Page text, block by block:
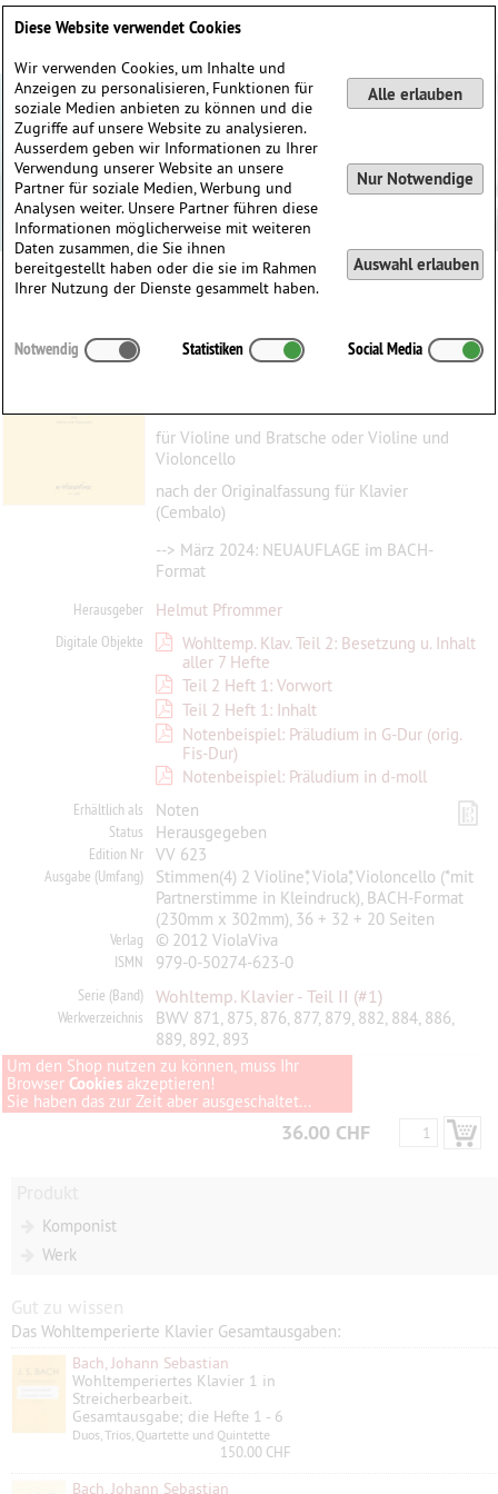
Wohltemperiertes Klavier Teil 2, Heft 1:
11 zweistimmige Präludien
für Violine und Bratsche oder Violine und
Violoncello
nach der Originalfassung für Klavier
(Cembalo)
--> März 2024: NEUAUFLAGE im BACH-
Format
Herausgeber Helmut Pfrommer
Digitale Objekte
Wohltemp. Klav. Teil 2: Besetzung u. Inhalt
aller 7 Hefte
Teil 2 Heft 1: Vorwort
Teil 2 Heft 1: Inhalt
Notenbeispiel: Präludium in G-Dur (orig.
Fis-Dur)
Notenbeispiel: Präludium in d-moll
Erhältlich als Noten
Status Herausgegeben
Edition Nr VV 623
Ausgabe (Umfang)
Stimmen(4) 2 Violine*, Viola*, Violoncello (*mit
Partnerstimme in Kleindruck), BACH-Format
(230mm x 302mm), 36 + 32 + 20 Seiten
Verlag © 2012 ViolaViva
ISMN 979-0-50274-623-0
Serie (Band) Wohltemp. Klavier - Teil II (#1)
Werkverzeichnis
BWV 871, 875, 876, 877, 879, 882, 884, 886,
889, 892, 893
Um den Shop nutzen zu können, muss Ihr
Browser Cookies akzeptieren!
Sie haben das zur Zeit aber ausgeschaltet...
36.00 CHF
Komponist
Werk
Gut zu wissen
Das Wohltemperierte Klavier Gesamtausgaben:
Bach, Johann Sebastian
Wohltemperiertes Klavier 1 in
Streicherbearbeit.
Gesamtausgabe; die Hefte 1 - 6
Duos, Trios, Quartette und Quintette
150.00 CHF
Bach, Johann Sebastian
Diese Website verwendet Cookies
Wir verwenden Cookies, um Inhalte und
Anzeigen zu personalisieren, Funktionen für
soziale Medien anbieten zu können und die
Zugriffe auf unsere Website zu analysieren.
Ausserdem geben wir Informationen zu Ihrer
Verwendung unserer Website an unsere
Partner für soziale Medien, Werbung und
Analysen weiter. Unsere Partner führen diese
Informationen möglicherweise mit weiteren
Daten zusammen, die Sie ihnen
bereitgestellt haben oder die sie im Rahmen
Ihrer Nutzung der Dienste gesammelt haben.
Alle erlauben
Nur Notwendige
Auswahl erlauben
Notwendig Statistiken Social Media